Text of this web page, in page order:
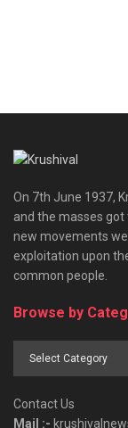
On 7th June 1937,
and the masses
new movements
exploitation upon
common people.
Browse by
Browse
Contact Us
Mail :-